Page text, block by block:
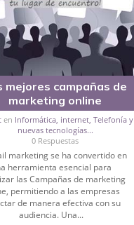
mejores campañas de
marketing online
en Informática, internet, Telefonía y
nuevas tecnologías...
0 Respuestas
marketing se ha convertido en
herramienta esencial para
las Campañas de marketing
permitiendo a las empresas
de manera efectiva con su
audiencia. Una...